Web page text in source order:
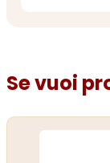
Se vuoi